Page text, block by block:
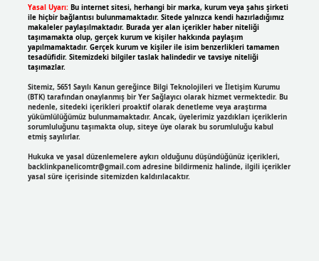
Yasal Uyarı: Bu internet sitesi, herhangi bir marka, kurum veya şahıs şirketi
ile hiçbir bağlantısı bulunmamaktadır. Sitede yalnızca kendi hazırladığımız
makaleler paylaşılmaktadır. Burada yer alan içerikler haber niteliği
taşımamakta olup, gerçek kurum ve kişiler hakkında paylaşım
yapılmamaktadır. Gerçek kurum ve kişiler ile isim benzerlikleri tamamen
tesadüfidir. Sitemizdeki bilgiler taslak halindedir ve tavsiye niteliği
taşımazlar.
Sitemiz, 5651 Sayılı Kanun gereğince Bilgi Teknolojileri ve İletişim Kurumu
(BTK) tarafından onaylanmış bir Yer Sağlayıcı olarak hizmet vermektedir. Bu
nedenle, sitedeki içerikleri proaktif olarak denetleme veya araştırma
yükümlülüğümüz bulunmamaktadır. Ancak, üyelerimiz yazdıkları içeriklerin
sorumluluğunu taşımakta olup, siteye üye olarak bu sorumluluğu kabul
etmiş sayılırlar.
Hukuka ve yasal düzenlemelere aykırı olduğunu düşündüğünüz içerikleri,
backlinkpanelicomtr@gmail.comadresine bildirmeniz halinde, ilgili içerikler
yasal süre içerisinde sitemizden kaldırılacaktır.